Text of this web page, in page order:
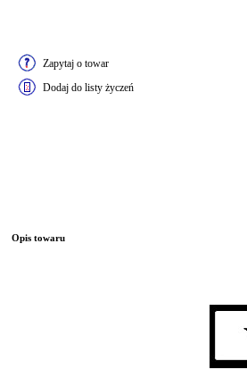
Zapytaj o towar
Dodaj do listy życzeń
Opis towaru